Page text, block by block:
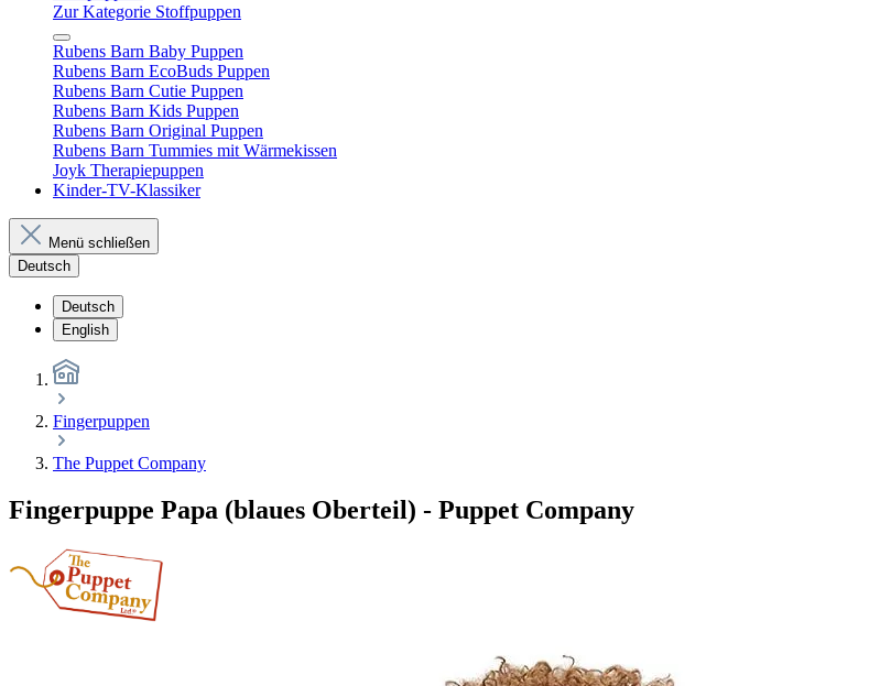
Zur Kategorie Stoffpuppen
Rubens Barn Baby Puppen
Rubens Barn EcoBuds Puppen
Rubens Barn Cutie Puppen
Rubens Barn Kids Puppen
Rubens Barn Original Puppen
Rubens Barn Tummies mit Wärmekissen
Joyk Therapiepuppen
Kinder-TV-Klassiker
Menü schließen
Deutsch
Deutsch
English
Fingerpuppen
The Puppet Company
Fingerpuppe Papa (blaues Oberteil) - Puppet Company